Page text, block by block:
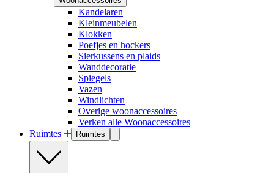
Kandelaren
Kleinmeubelen
Klokken
Poefjes en hockers
Sierkussens en plaids
Wanddecoratie
Spiegels
Vazen
Windlichten
Overige woonaccessoires
Verken alle Woonaccessoires
Ruimtes
Ruimtes